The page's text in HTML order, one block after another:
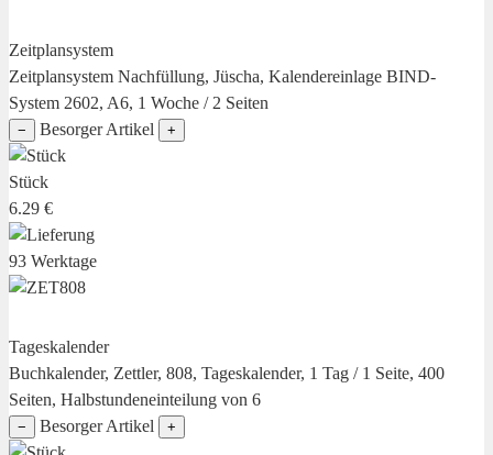
Zeitplansystem
Zeitplansystem Nachfüllung, Jüscha, Kalendereinlage BIND-
System 2602, A6, 1 Woche / 2 Seiten
− Besorger Artikel +
Stück
6.29 €
93 Werktage
Tageskalender
Buchkalender, Zettler, 808, Tageskalender, 1 Tag / 1 Seite, 400
Seiten, Halbstundeneinteilung von 6
− Besorger Artikel +